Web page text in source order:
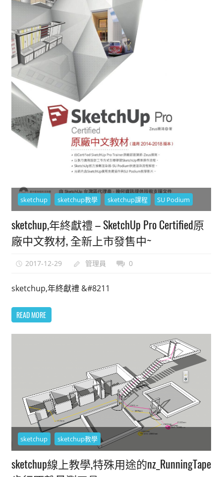
sketchup sketchup教學 sketchup課程 SU Podium
sketchup,年終獻禮 – SketchUp Pro Certified原
廠中文教材, 全新上市發售中~
2017-12-29 管理員 0
sketchup,年終獻禮 &#8211
READ MORE
sketchup sketchup教學
sketchup線上教學,特殊用途的nz_RunningTape